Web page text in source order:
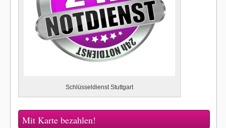
Schlüsseldienst Stuttgart
Mit Karte bezahlen!